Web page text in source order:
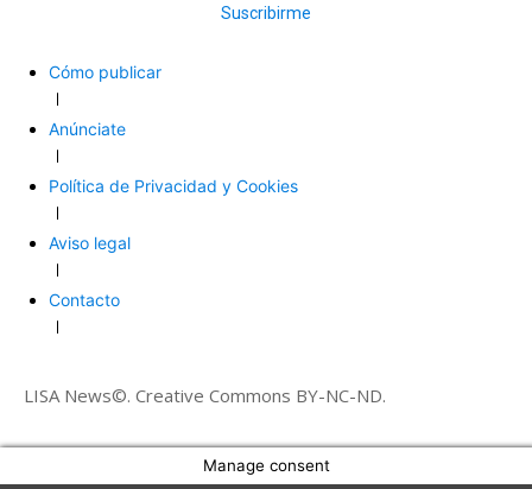
Suscribirme
Cómo publicar
Anúnciate
Política de Privacidad y Cookies
Aviso legal
Contacto
LISA News©. Creative Commons BY-NC-ND.
Manage consent